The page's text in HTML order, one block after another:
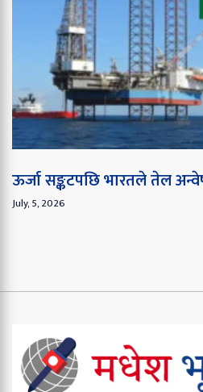
ऊर्जा सङ्कटपछि भारतले तेल
July, 5, 2026